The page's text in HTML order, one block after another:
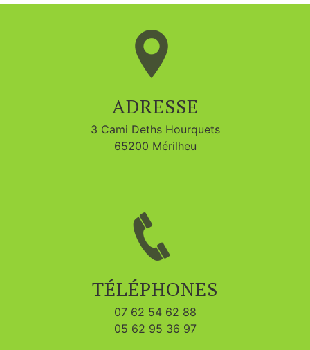
ADRESSE
3 Cami Deths Hourquets
65200 Mérilheu
TÉLÉPHONES
07 62 54 62 88
05 62 95 36 97